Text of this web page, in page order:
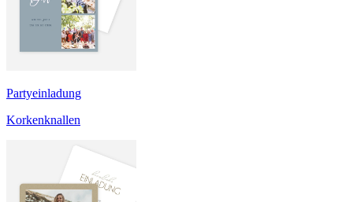
Partyeinladung
Korkenknallen